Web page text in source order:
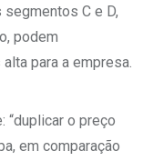
C e D,
podem
para a empresa.
“duplicar o preço
em comparação